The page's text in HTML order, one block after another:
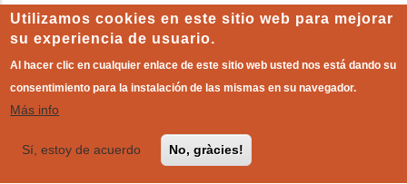
Utilizamos cookies en este sitio web para mejorar
su experiencia de usuario.
Al hacer clic en cualquier enlace de este sitio web usted nos está dando su
consentimiento para la instalación de las mismas en su navegador.
Más info
Sí, estoy de acuerdo No, gràcies!